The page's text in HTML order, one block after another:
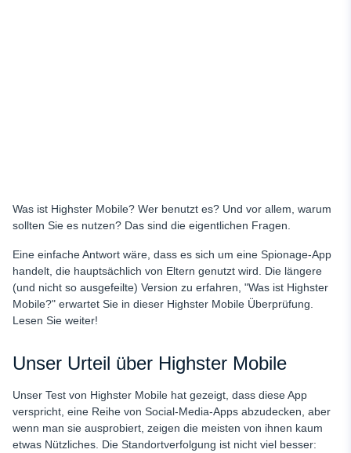
Was ist Highster Mobile? Wer benutzt es? Und vor allem, warum
sollten Sie es nutzen? Das sind die eigentlichen Fragen.
Eine einfache Antwort wäre, dass es sich um eine Spionage-App
handelt, die hauptsächlich von Eltern genutzt wird. Die längere
(und nicht so ausgefeilte) Version zu erfahren, "Was ist Highster
Mobile?" erwartet Sie in dieser Highster Mobile Überprüfung.
Lesen Sie weiter!
Unser Urteil über Highster Mobile
Unser Test von Highster Mobile hat gezeigt, dass diese App
verspricht, eine Reihe von Social-Media-Apps abzudecken, aber
wenn man sie ausprobiert, zeigen die meisten von ihnen kaum
etwas Nützliches. Die Standortverfolgung ist nicht viel besser:
Preis & Eigenschaften
Schlussfolgerung